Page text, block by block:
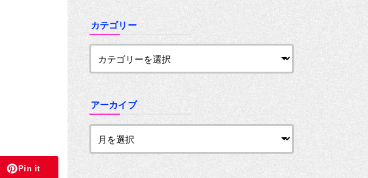
Pin it
カテゴリー
アーカイブ